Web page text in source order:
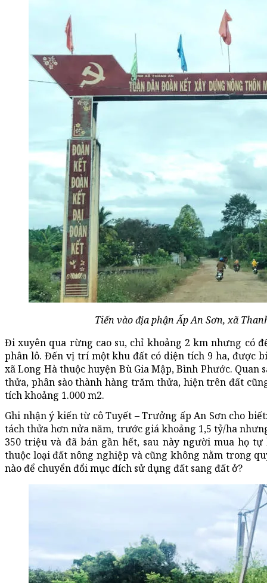
Tiến vào địa phận Ấp An Sơn, xã
Đi xuyên qua rừng cao su, chỉ khoảng 2 km nhưng có
phân lô. Đến vị trí một khu đất có diện tích 9 ha, được
xã Long Hà thuộc huyện Bù Gia Mập, Bình Phước.
thửa, phân sào thành hàng trăm thửa, hiện trên đất
tích khoảng 1.000 m2.
Ghi nhận ý kiến từ cô Tuyết – Trưởng ấp An Sơn cho
tách thửa hơn nửa năm, trước giá khoảng 1,5 tỷ/ha
350 triệu và đã bán gần hết, sau này người mua họ
thuộc loại đất nông nghiệp và cũng không nằm trong
nào để chuyển đổi mục đích sử dụng đất sang đất ở?